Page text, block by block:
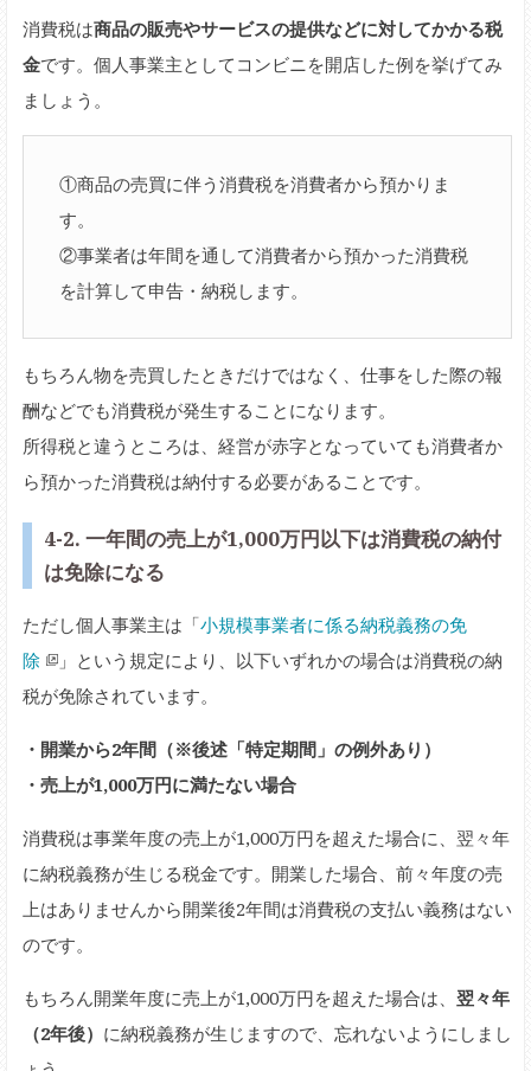
消費税は商品の販売やサービスの提供などに対してかかる税
金です。個人事業主としてコンビニを開店した例を挙げてみ
ましょう。
①商品の売買に伴う消費税を消費者から預かりま
す。
②事業者は年間を通して消費者から預かった消費税
を計算して申告・納税します。
もちろん物を売買したときだけではなく、仕事をした際の報
酬などでも消費税が発生することになります。
所得税と違うところは、経営が赤字となっていても消費者か
ら預かった消費税は納付する必要があることです。
4-2. 一年間の売上が1,000万円以下は消費税の納付
は免除になる
ただし個人事業主は「小規模事業者に係る納税義務の免
除
」という規定により、以下いずれかの場合は消費税の納
税が免除されています。
・開業から2年間（※後述「特定期間」の例外あり）
・売上が1,000万円に満たない場合
消費税は事業年度の売上が1,000万円を超えた場合に、翌々年
に納税義務が生じる税金です。開業した場合、前々年度の売
上はありませんから開業後2年間は消費税の支払い義務はない
のです。
もちろん開業年度に売上が1,000万円を超えた場合は、 翌々年
（2年後） に納税義務が生じますので、忘れないようにしまし